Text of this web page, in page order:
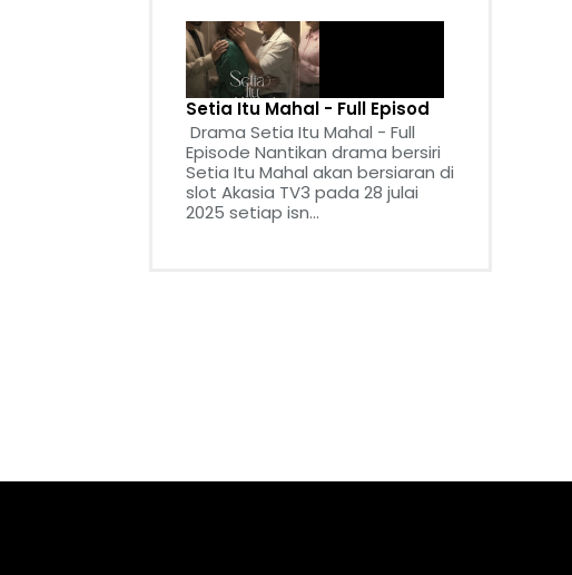
Setia Itu Mahal - Full Episod
Drama Setia Itu Mahal - Full
Episode Nantikan drama bersiri
Setia Itu Mahal akan bersiaran di
slot Akasia TV3 pada 28 julai
2025 setiap isn...